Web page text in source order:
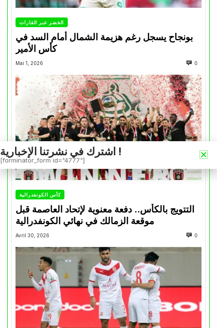
الخضر عبر القارات
بونجاح يسجل رغم هزيمة الشمال أمام السد في
كأس الأمير
Mai 1, 2026 0
كأس الكونفدرالية
التتويج بالكأس.. دفعة معنوية لإتحاد العاصمة قبل
موقعة الزمالك في نهائي الكونفدرالية
Avril 30, 2026 0
اشترك في نشرتنا الإخبارية !
[forminator_form id="4777"]